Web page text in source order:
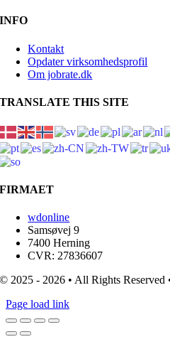
INFO
Kontakt
Opdater virksomhedsprofil
Om jobrate.dk
TRANSLATE THIS SITE
FIRMAET
wdonline
Samsøvej 9
7400 Herning
CVR: 27836607
© 2025 - 2026 • All Rights Reserved
Page load link